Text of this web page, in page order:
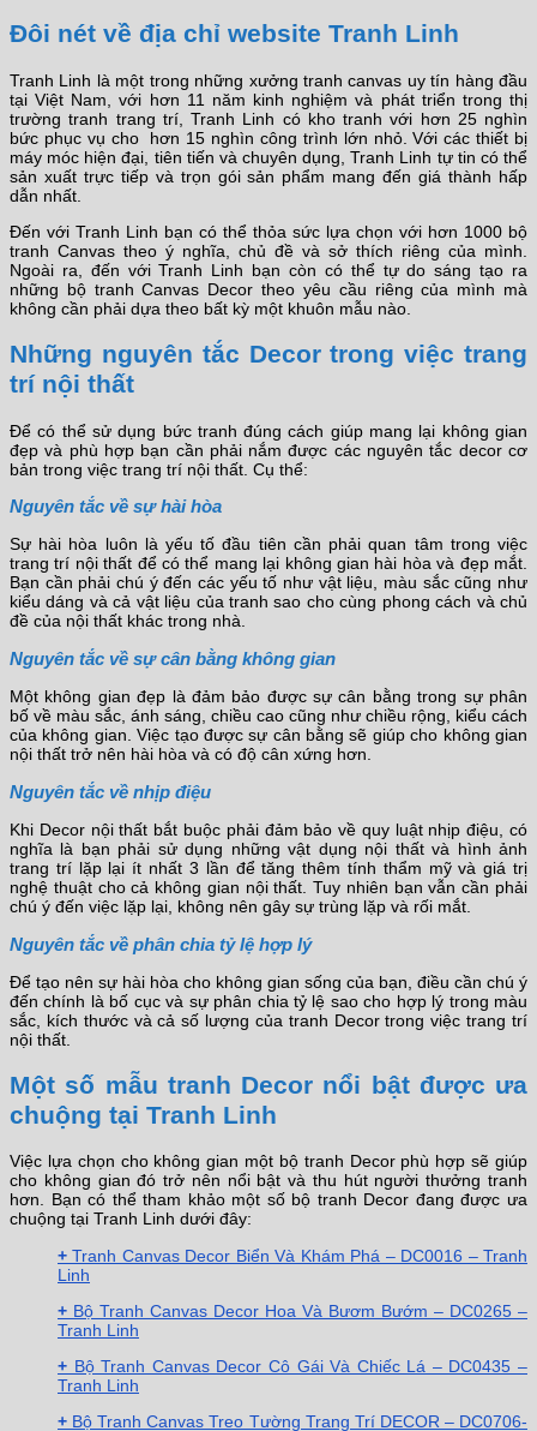
Đôi nét về địa chỉ website Tranh Linh
Tranh Linh là một trong những xưởng tranh canvas uy tín hàng đầu
tại Việt Nam, với hơn 11 năm kinh nghiệm và phát triển trong thị
trường tranh trang trí, Tranh Linh có kho tranh với hơn 25 nghìn
bức phục vụ cho hơn 15 nghìn công trình lớn nhỏ. Với các thiết bị
máy móc hiện đại, tiên tiến và chuyên dụng, Tranh Linh tự tin có thể
sản xuất trực tiếp và trọn gói sản phẩm mang đến giá thành hấp
dẫn nhất.
Đến với Tranh Linh bạn có thể thỏa sức lựa chọn với hơn 1000 bộ
tranh Canvas theo ý nghĩa, chủ đề và sở thích riêng của mình.
Ngoài ra, đến với Tranh Linh bạn còn có thể tự do sáng tạo ra
những bộ tranh Canvas Decor theo yêu cầu riêng của mình mà
không cần phải dựa theo bất kỳ một khuôn mẫu nào.
Những nguyên tắc Decor trong việc trang
trí nội thất
Để có thể sử dụng bức tranh đúng cách giúp mang lại không gian
đẹp và phù hợp bạn cần phải nắm được các nguyên tắc decor cơ
bản trong việc trang trí nội thất. Cụ thể:
Nguyên tắc về sự hài hòa
Sự hài hòa luôn là yếu tố đầu tiên cần phải quan tâm trong việc
trang trí nội thất để có thể mang lại không gian hài hòa và đẹp mắt.
Bạn cần phải chú ý đến các yếu tố như vật liệu, màu sắc cũng như
kiểu dáng và cả vật liệu của tranh sao cho cùng phong cách và chủ
đề của nội thất khác trong nhà.
Nguyên tắc về sự cân bằng không gian
Một không gian đẹp là đảm bảo được sự cân bằng trong sự phân
bố về màu sắc, ánh sáng, chiều cao cũng như chiều rộng, kiểu cách
của không gian. Việc tạo được sự cân bằng sẽ giúp cho không gian
nội thất trở nên hài hòa và có độ cân xứng hơn.
Nguyên tắc về nhịp điệu
Khi Decor nội thất bắt buộc phải đảm bảo về quy luật nhịp điệu, có
nghĩa là bạn phải sử dụng những vật dụng nội thất và hình ảnh
trang trí lặp lại ít nhất 3 lần để tăng thêm tính thẩm mỹ và giá trị
nghệ thuật cho cả không gian nội thất. Tuy nhiên bạn vẫn cần phải
chú ý đến việc lặp lại, không nên gây sự trùng lặp và rối mắt.
Nguyên tắc về phân chia tỷ lệ hợp lý
Để tạo nên sự hài hòa cho không gian sống của bạn, điều cần chú ý
đến chính là bố cục và sự phân chia tỷ lệ sao cho hợp lý trong màu
sắc, kích thước và cả số lượng của tranh Decor trong việc trang trí
nội thất.
Một số mẫu tranh Decor nổi bật được ưa
chuộng tại Tranh Linh
Việc lựa chọn cho không gian một bộ tranh Decor phù hợp sẽ giúp
cho không gian đó trở nên nổi bật và thu hút người thưởng tranh
hơn. Bạn có thể tham khảo một số bộ tranh Decor đang được ưa
chuộng tại Tranh Linh dưới đây:
+ Tranh Canvas Decor Biển Và Khám Phá – DC0016 – Tranh
Linh
+ Bộ Tranh Canvas Decor Hoa Và Bươm Bướm – DC0265 –
Tranh Linh
+ Bộ Tranh Canvas Decor Cô Gái Và Chiếc Lá – DC0435 –
Tranh Linh
+ Bộ Tranh Canvas Treo Tường Trang Trí DECOR – DC0706-